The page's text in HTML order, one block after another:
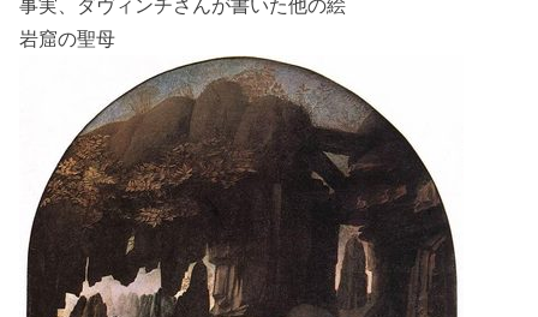
事実、ダヴィンチさんが書いた他の絵
岩窟の聖母